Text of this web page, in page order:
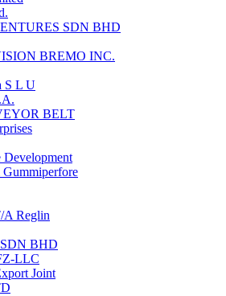
SDN BHD
BREMO INC.
S L U
BELT
Development
A Reglin
BHD
LLC
Joint